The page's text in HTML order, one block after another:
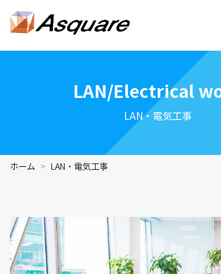
LAN/Electrical
LAN・電気工事
ホーム LAN・電気工事